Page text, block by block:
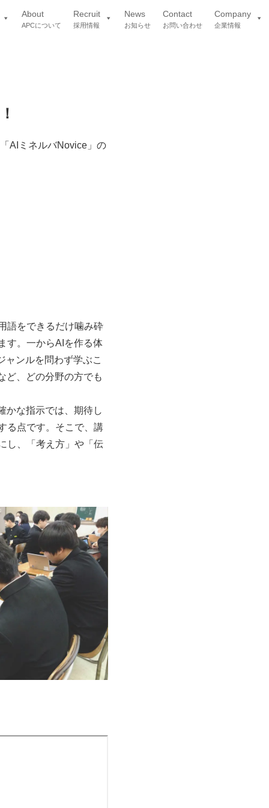
About
APCについて
Recruit
採用情報
News
お知らせ
Contact
お問い合わせ
Company
企業情報
AIミネルバNovice」の
語をできるだけ噛み砕
す。一からAIを作る体
ャンルを問わず学ぶこ
ど、どの分野の方でも
な指示では、期待し
る点です。そこで、講
し、「考え方」や「伝